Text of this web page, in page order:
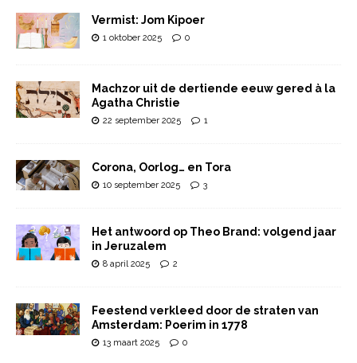
Vermist: Jom Kipoer
1 oktober 2025 0
Machzor uit de dertiende eeuw gered à la
Agatha Christie
22 september 2025 1
Corona, Oorlog… en Tora
10 september 2025 3
Het antwoord op Theo Brand: volgend jaar
in Jeruzalem
8 april 2025 2
Feestend verkleed door de straten van
Amsterdam: Poerim in 1778
13 maart 2025 0